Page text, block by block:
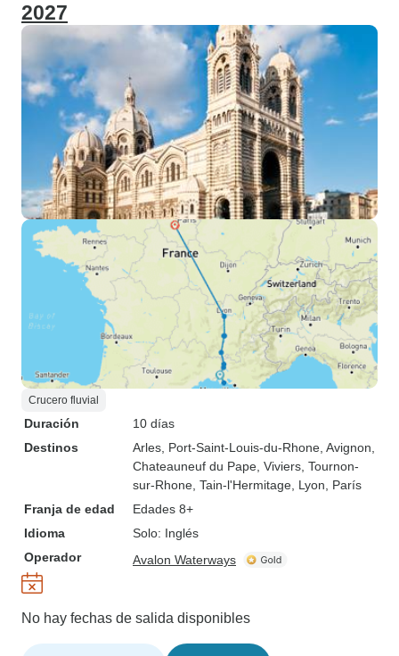
2027
Crucero fluvial
Duración
10 días
Destinos
Arles , Port-Saint-Louis-du-Rhone , Avignon
Chateauneuf du Pape , Viviers , Tournon-
sur-Rhone , Tain-l'Hermitage , Lyon , París
Franja de edad
Edades 8+
Idioma
Solo: Inglés
Operador
Avalon Waterways
No hay fechas de salida disponibles